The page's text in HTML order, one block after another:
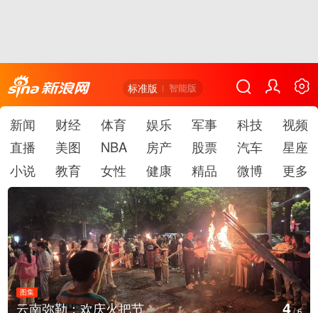
标准版 智能版
新闻 财经 体育 娱乐 军事 科技
视频
直播
美图 NBA 房产 股票 汽车
星座
小说
教育 女性 健康 精品 微博 更多
图集
江西铅山：千灯点亮葛仙村 5/6